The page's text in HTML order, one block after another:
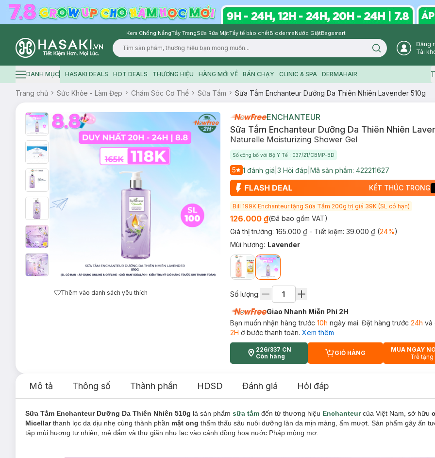
Kem Chống NắngTẩy TrangSữa Rửa MặtTẩy tế bào chếtBiodermaNước GiặtBagsmart
Logo
Search icon
Đăng
Tài
Hamburger icon
DANH MỤC HASAKI DEALS HOT DEALS THƯƠNG HIỆU HÀNG MỚI VỀ BÁN CHẠY CLINIC & SPA DERMAHAIR
Trang chủ Sức Khỏe - Làm Đẹp Chăm Sóc Cơ Thể Sữa Tắm Sữa Tắm Enchanteur Dưỡng Da Thiên Nhiên Lavender 510g
Thêm vào danh sách yêu thích
ENCHANTEUR
Sữa Tắm Enchanteur Dưỡng Da Thiên Nhiên
Naturelle Moisturizing Shower Gel
Số công bố với Bộ Y Tế : 037/21/CBMP-BD
5 1 đánh giá 3 Hỏi đáp Mã sản phẩm: 422211627
KẾT THÚC TRONG
Bill 199K Enchanteur tặng Sữa Tắm 200g trị giá 39K (SL có hạn)
126.000 ₫(Đã bao gồm VAT)
Giá thị trường: 165.000 ₫ - Tiết kiệm: 39.000 ₫(24%)
Mùi hương: Lavender
Số lượng:
Giao Nhanh Miễn Phí 2H
Bạn muốn nhận hàng trước 10h ngày mai. Đặt hàng trước 24h và
2H ở bước thanh toán. Xem thêm
226/337 CN
Còn hàng
CART PLUS ICON
GIỎ HÀNG
MUA NGAY
Trễ tặng
Mô tả Thông số Thành phần HDSD Đánh giá Hỏi đáp
Sữa Tắm Enchanteur Dưỡng Da Thiên Nhiên 510g là sản phẩm sữa tắm đến từ thương hiệu Enchanteurcủa Việt Nam, sở hữu
Micellarthanh lọc da dịu nhẹ cùng thành phần mật ong thẩm thấu sâu nuôi dưỡng làn da mịn màng, ẩm mượt. Sản phẩm gây ấn
tập mùi hương tự nhiên, mê đắm và thư giãn như lạc vào cánh đồng hoa nước Pháp mộng mơ.